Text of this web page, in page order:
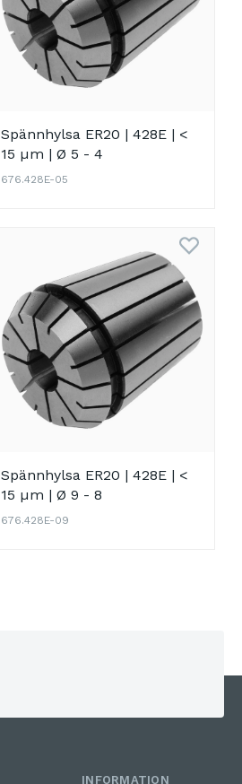
Spännhylsa ER20 | 428E | <
15 µm | Ø 5 - 4
676.428E-05
Spännhylsa ER20 | 428E | <
15 µm | Ø 9 - 8
676.428E-09
INFORMATION